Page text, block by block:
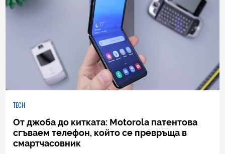
TECH
От джоба до китката: Motorola патентова
сгъваем телефон, който се превръща в
смартчасовник